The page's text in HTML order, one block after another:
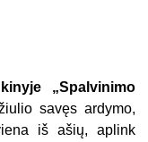
„Spalvinimo
savęs ardymo,
iš ašių, aplink